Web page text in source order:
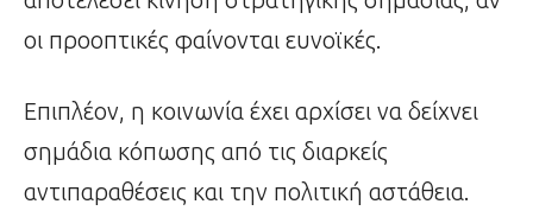
οι προοπτικές φαίνονται ευνοϊκές.
Επιπλέον, η κοινωνία έχει αρχίσει να δείχνει
σημάδια κόπωσης από τις διαρκείς
αντιπαραθέσεις και την πολιτική αστάθεια.